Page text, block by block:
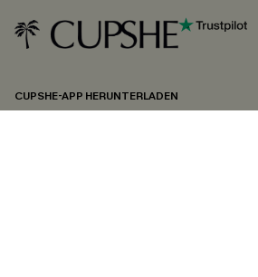
CUPSHE-APP HERUNTERLADEN